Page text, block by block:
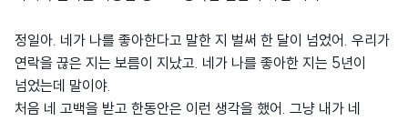
정일아. 네가 나를 좋아한다고 말한 지 벌써 한 달이 넘었어. 우리가
연락을 끊은 지는 보름이 지났고. 네가 나를 좋아한 지는 5년이
넘었는데 말이야.
처음 네 고백을 받고 한동안은 이런 생각을 했어. 그냥 내가 네